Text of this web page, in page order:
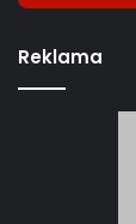
Reklama